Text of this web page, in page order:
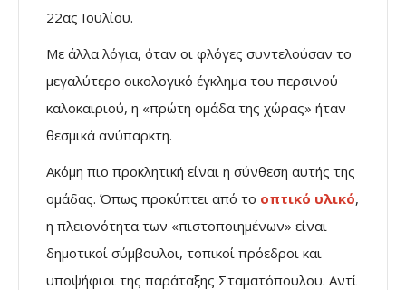
22ας Ιουλίου.
Με άλλα λόγια, όταν οι φλόγες συντελούσαν το
μεγαλύτερο οικολογικό έγκλημα του περσινού
καλοκαιριού, η «πρώτη ομάδα της χώρας» ήταν
θεσμικά ανύπαρκτη.
Ακόμη πιο προκλητική είναι η σύνθεση αυτής της
ομάδας. Όπως προκύπτει από το οπτικό υλικό,
η πλειονότητα των «πιστοποιημένων» είναι
δημοτικοί σύμβουλοι, τοπικοί πρόεδροι και
υποψήφιοι της παράταξης Σταματόπουλου. Αντί